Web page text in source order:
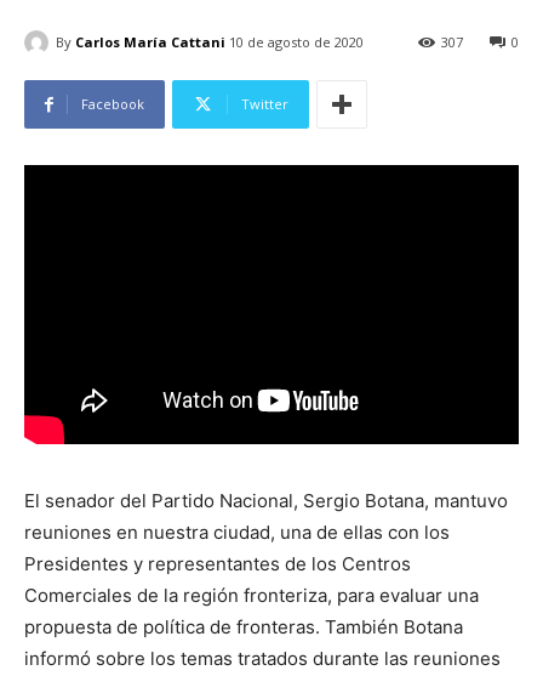
By Carlos María Cattani 10 de agosto de 2020 0
307
Facebook Twitter
El senador del Partido Nacional, Sergio Botana, mantuvo
reuniones en nuestra ciudad, una de ellas con los
Presidentes y representantes de los Centros
Comerciales de la región fronteriza, para evaluar una
propuesta de política de fronteras. También Botana
informó sobre los temas tratados durante las reuniones